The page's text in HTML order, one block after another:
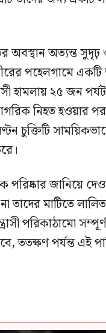
অবস্থান অত্যন্ত সুদৃঢ়
পহেলগামে একটি
হামলায় ২৫ জন
নিহত হওয়ার পর
চুক্তিটি
পরিষ্কার জানিয়ে
তাদের মাটিতে লালিত
পরিকাঠামো
ততক্ষণ পর্যন্ত এই